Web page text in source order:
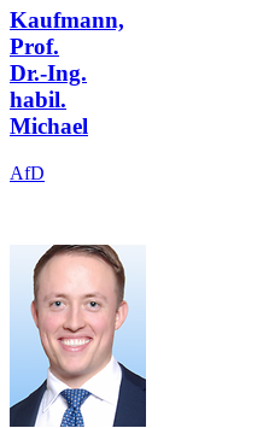
Kaufmann,
Prof.
Dr.-Ing.
habil.
Michael
AfD